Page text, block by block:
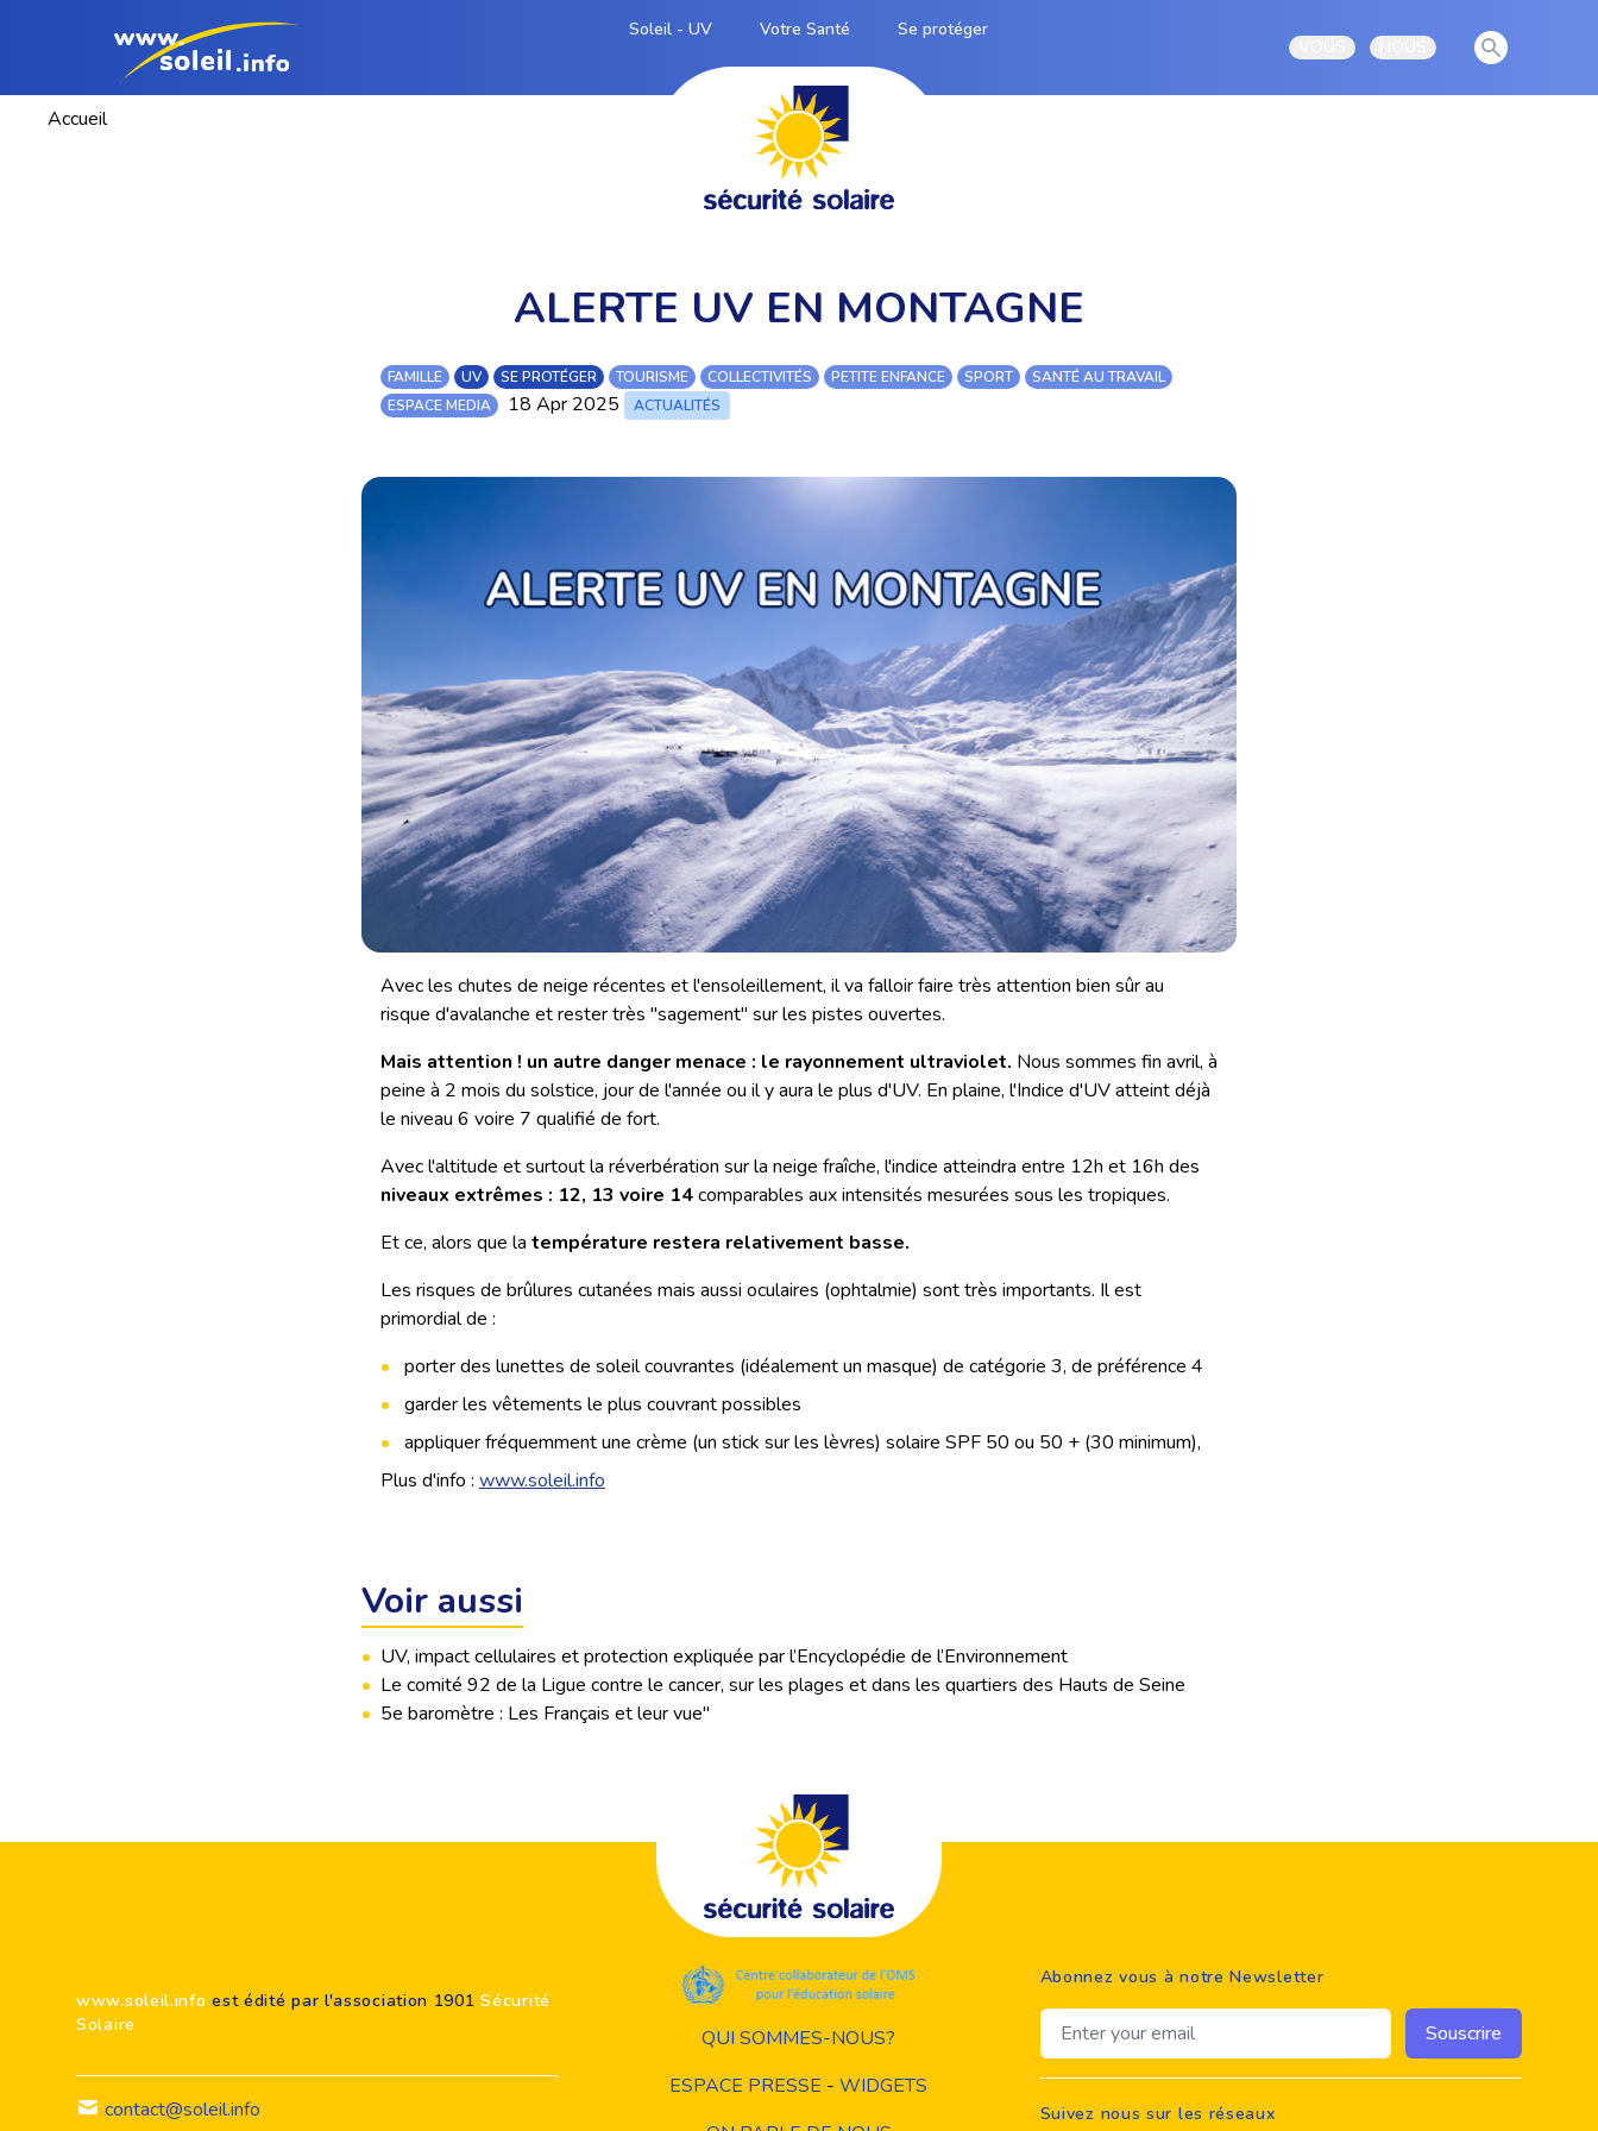
Soleil - UV Votre Santé
Se protéger
Open user menuOpen user menu
View
Accueil
ALERTE UV EN MONTAGNE
FAMILLE UV SE PROTÉGER TOURISME COLLECTIVITÉS PETITE ENFANCE SPORT
SANTÉ AU TRAVAIL
ESPACE MEDIA
18 Apr 2025 ACTUALITÉS
Avec les chutes de neige récentes et l'ensoleillement, il va falloir faire très attention bien sûr au
risque d'avalanche et rester très "sagement" sur les pistes ouvertes.
Mais attention ! un autre danger menace : le rayonnement ultraviolet. Nous sommes fin avril, à
peine à 2 mois du solstice, jour de l'année ou il y aura le plus d'UV. En plaine, l'Indice d'UV atteint déjà
le niveau 6 voire 7 qualifié de fort.
Avec l'altitude et surtout la réverbération sur la neige fraîche, l'indice atteindra entre 12h et 16h des
niveaux extrêmes : 12, 13 voire 14comparables aux intensités mesurées sous les tropiques.
Et ce, alors que la température restera relativement basse.
Les risques de brûlures cutanées mais aussi oculaires (ophtalmie) sont très importants. Il est
primordial de :
porter des lunettes de soleil couvrantes (idéalement un masque) de catégorie 3, de préférence 4
garder les vêtements le plus couvrant possibles
appliquer fréquemment une crème (un stick sur les lèvres) solaire SPF 50 ou 50 + (30 minimum),
Plus d'info : www.soleil.info
Voir aussi
• UV, impact cellulaires et protection expliquée par l’Encyclopédie de l’Environnement
• Le comité 92 de la Ligue contre le cancer, sur les plages et dans les quartiers des Hauts de Seine
• 5e baromètre : Les Français et leur vue"
www.soleil.info est édité par l'association 1901Sécurité
Solaire
contact@soleil.info
QUI SOMMES-NOUS?
ESPACE PRESSE - WIDGETS
Abonnez vous à notre Newsletter
Email address Souscrire
Suivez nous sur les réseaux